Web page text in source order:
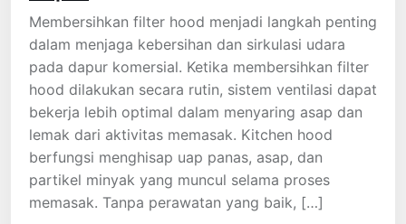
Membersihkan filter hood menjadi langkah penting
dalam menjaga kebersihan dan sirkulasi udara
pada dapur komersial. Ketika membersihkan filter
hood dilakukan secara rutin, sistem ventilasi dapat
bekerja lebih optimal dalam menyaring asap dan
lemak dari aktivitas memasak. Kitchen hood
berfungsi menghisap uap panas, asap, dan
partikel minyak yang muncul selama proses
memasak. Tanpa perawatan yang baik, […]